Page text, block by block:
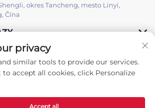
okres Tancheng, mesto Linyi,
Čína
privacy
similar tools to provide our services.
accept all cookies, click Personalize
Accept all